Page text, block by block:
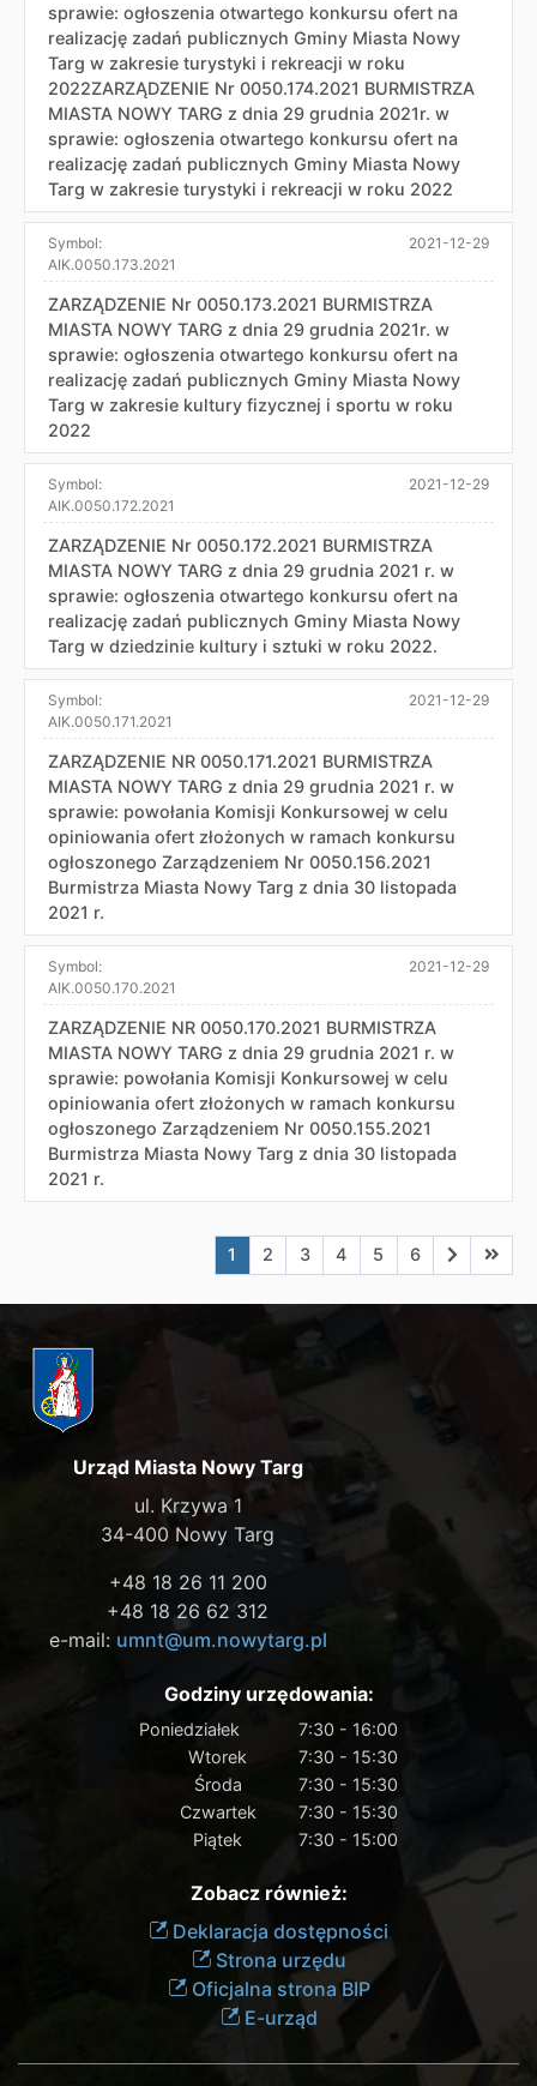
sprawie: ogłoszenia otwartego konkursu ofert na
realizację zadań publicznych Gminy Miasta Nowy
Targ w zakresie turystyki i rekreacji w roku
2022ZARZĄDZENIE Nr 0050.174.2021 BURMISTRZA
MIASTA NOWY TARG z dnia 29 grudnia 2021r. w
sprawie: ogłoszenia otwartego konkursu ofert na
realizację zadań publicznych Gminy Miasta Nowy
Targ w zakresie turystyki i rekreacji w roku 2022
Symbol:
AIK.0050.173.2021
2021-12-29
ZARZĄDZENIE Nr 0050.173.2021 BURMISTRZA
MIASTA NOWY TARG z dnia 29 grudnia 2021r. w
sprawie: ogłoszenia otwartego konkursu ofert na
realizację zadań publicznych Gminy Miasta Nowy
Targ w zakresie kultury fizycznej i sportu w roku
2022
Symbol:
AIK.0050.172.2021
2021-12-29
ZARZĄDZENIE Nr 0050.172.2021 BURMISTRZA
MIASTA NOWY TARG z dnia 29 grudnia 2021 r. w
sprawie: ogłoszenia otwartego konkursu ofert na
realizację zadań publicznych Gminy Miasta Nowy
Targ w dziedzinie kultury i sztuki w roku 2022.
Symbol:
AIK.0050.171.2021
2021-12-29
ZARZĄDZENIE NR 0050.171.2021 BURMISTRZA
MIASTA NOWY TARG z dnia 29 grudnia 2021 r. w
sprawie: powołania Komisji Konkursowej w celu
opiniowania ofert złożonych w ramach konkursu
ogłoszonego Zarządzeniem Nr 0050.156.2021
Burmistrza Miasta Nowy Targ z dnia 30 listopada
2021 r.
Symbol:
AIK.0050.170.2021
2021-12-29
ZARZĄDZENIE NR 0050.170.2021 BURMISTRZA
MIASTA NOWY TARG z dnia 29 grudnia 2021 r. w
sprawie: powołania Komisji Konkursowej w celu
opiniowania ofert złożonych w ramach konkursu
ogłoszonego Zarządzeniem Nr 0050.155.2021
Burmistrza Miasta Nowy Targ z dnia 30 listopada
2021 r.
Aktualna strona nr 1
1 Przejdź do strony nr 2
2 Przejdź do strony nr 3
3 Przejdź do strony nr 4
4 Przejdź do strony
5 Przejdź do
6 Przejdź
Urząd Miasta Nowy Targ
ul. Krzywa 1
34-400 Nowy Targ
+48 18 26 11 200
+48 18 26 62 312
e-mail: umnt@um.nowytarg.pl
Godziny urzędowania:
Poniedziałek
7:30 - 16:00
Wtorek
7:30 - 15:30
Środa
7:30 - 15:30
Czwartek
7:30 - 15:30
Piątek
7:30 - 15:00
Zobacz również:
Deklaracja dostępności
Strona urzędu
Oficjalna strona BIP
E-urząd